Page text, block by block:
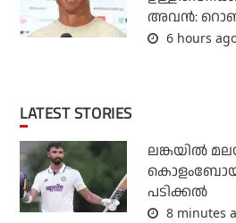
അവന്‍:
6 hours
LATEST STORIES
ലങ്കയില്‍
പടിക്കല്‍
8 minutes